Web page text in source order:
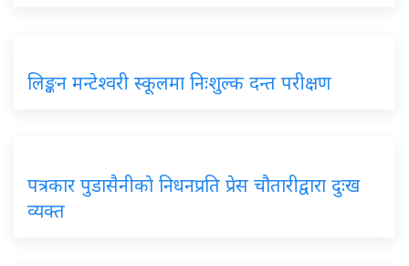
लिङ्कन मन्टेश्वरी स्कूलमा निःशुल्क दन्त परीक्षण
पत्रकार पुडासैनीकाे निधनप्रति प्रेस चौतारीद्वारा दुःख
व्यक्त